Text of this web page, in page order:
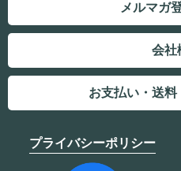
メルマガ
会社
お支払い・送
プライバシーポリシー